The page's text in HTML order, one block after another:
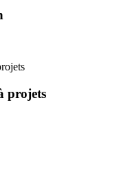
projets